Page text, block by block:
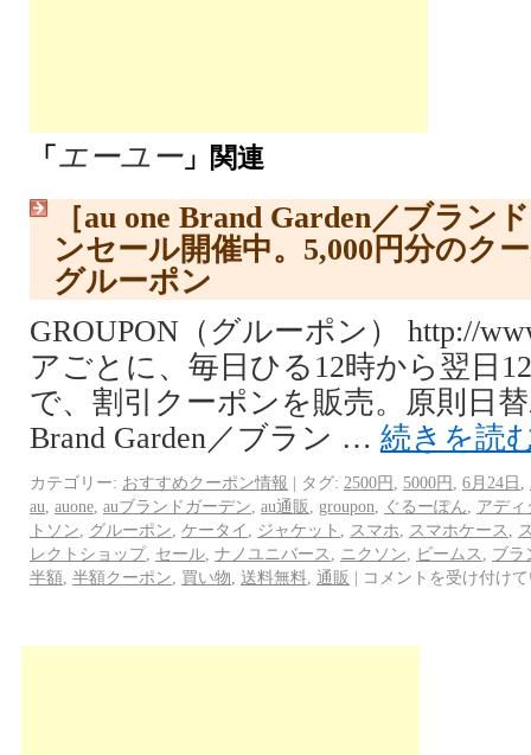
「 エーユー」関連
［au one Brand Garden／ブラン
ンセール開催中。5,000円分のク
グルーポン
GROUPON（グルーポン） http://
アごとに、毎日ひる12時から翌日
で、割引クーポンを販売。原則日
Brand Garden／ブラン … 続きを読
カテゴリー: おすすめクーポン情報 | タグ: 2500円 5000円 6月24日
au auone auブランドガーデン au通販 groupon ぐるーぽん
アディ
トソン
グルーポン ケータイ ジャケット スマホ スマホケース
レクトショップ, セール ナノユニバース ニクソン ビームス
ブラ
半額 半額クーポン 買い物 送料無料 通販 | コメントを受け付け